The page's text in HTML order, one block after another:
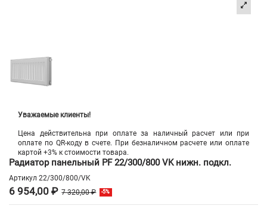
Уважаемые клиенты!
Цена действительна при оплате за наличный расчет или при
оплате по QR-коду в счете. При безналичном расчете или оплате
картой +3% к стоимости товара.
Радиатор панельный PF 22/300/800 VK нижн. подкл.
Артикул 22/300/800/VK
6 954,00 ₽ 7 320,00 ₽ -5%